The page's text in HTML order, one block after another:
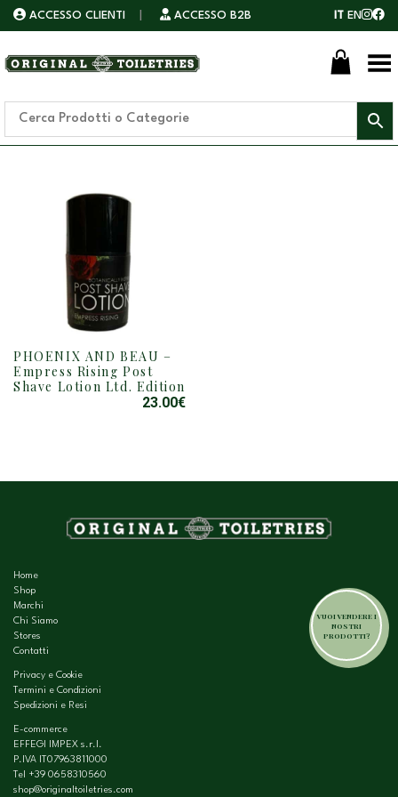
ACCESSO CLIENTI ACCESSO B2B IT EN
Toggle Menu
PHOENIX AND BEAU –
Empress Rising Post
Shave Lotion Ltd. Edition
23.00€
VUOI VENDERE I
NOSTRI
PRODOTTI?
Home
Shop
Marchi
Chi Siamo
Stores
Contatti
Privacy e Cookie
Termini e Condizioni
Spedizioni e Resi
E-commerce
EFFEGI IMPEX s.r.l.
P.IVA IT07963811000
Tel +39 0658310560
shop@originaltoiletries.com